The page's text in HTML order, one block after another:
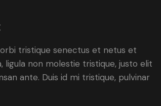
tristique senectus et netus et
ligula non molestie tristique, justo elit
ante. Duis id mi tristique, pulvinar